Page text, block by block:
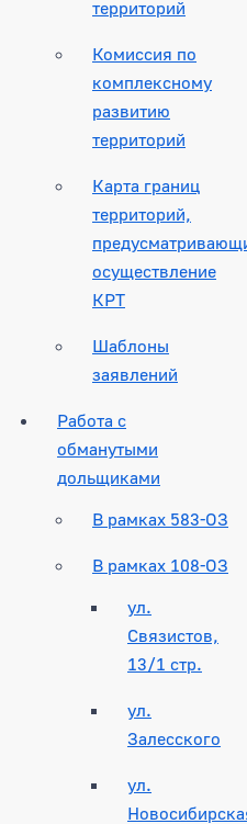
территорий
Комиссия по
комплексному
развитию
территорий
Карта границ
территорий,
осуществление
КРТ
Шаблоны
заявлений
Работа с
обманутыми
дольщиками
В рамках 583-ОЗ
В рамках 108-ОЗ
ул.
Связистов,
13/1 стр.
ул.
Залесского
ул.